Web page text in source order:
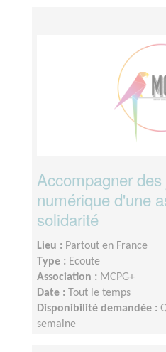
Accompagner
numérique d'une
solidarité
Lieu : Partout en France
Type : Ecoute
Association : MCPG+
Date :
Tout le temps
Disponibilité demandée :
semaine